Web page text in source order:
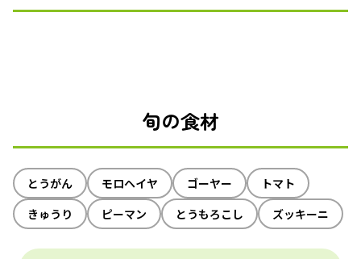
旬の食材
とうがん モロヘイヤ ゴーヤー
トマト
きゅうり
ピーマン とうもろこし ズッキーニ